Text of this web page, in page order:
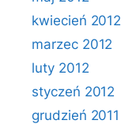
kwiecień 2012
marzec 2012
luty 2012
styczeń 2012
grudzień 2011